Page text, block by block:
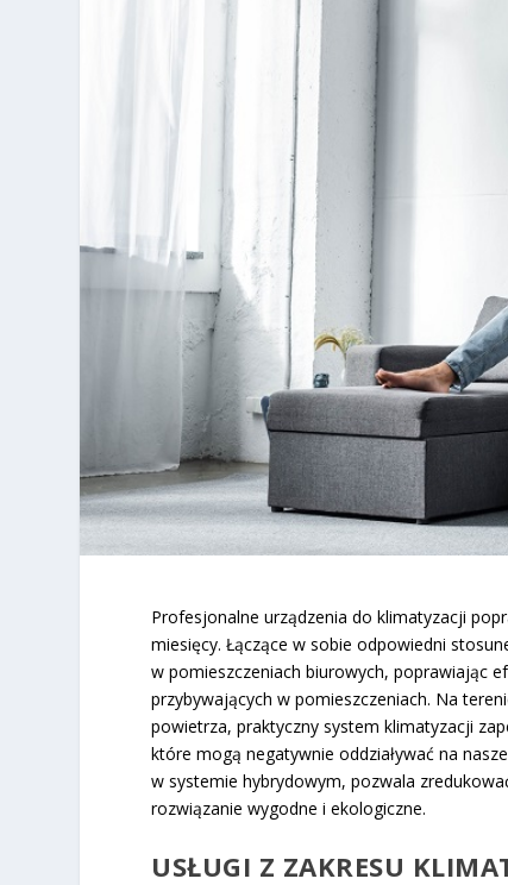
Profesjonalne urządzenia do klimatyzacji
miesięcy. Łączące w sobie odpowiedni
w pomieszczeniach biurowych, poprawiając
przybywających w pomieszczeniach. Na
powietrza, praktyczny system klimatyzacji
które mogą negatywnie oddziaływać na
w systemie hybrydowym, pozwala
rozwiązanie wygodne i ekologiczne.
USŁUGI Z ZAKRESU